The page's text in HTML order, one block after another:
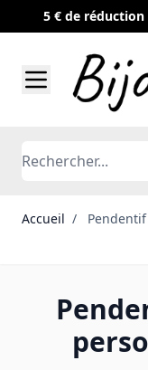
5 € de
Rechercher
Accueil /